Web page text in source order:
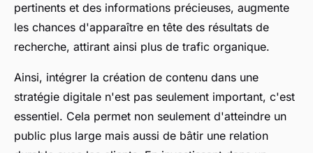
pertinents et des informations précieuses, augmente
les chances d'apparaître en tête des résultats de
recherche, attirant ainsi plus de trafic organique.
Ainsi, intégrer la création de contenu dans une
stratégie digitale n'est pas seulement important, c'est
essentiel. Cela permet non seulement d'atteindre un
public plus large mais aussi de bâtir une relation